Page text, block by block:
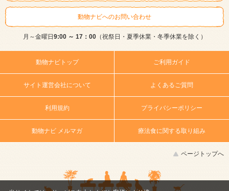
動物ナビへのお問い合わせ
月～金曜日 9:00 ～ 17：00（祝祭日・夏季休業・冬季休業を除く）
動物ナビトップ ご利用ガイド
サイト運営会社について よくあるご質問
利用規約 プライバシーポリシー
動物ナビ メルマガ 療法食に関する取り組み
ページトップへ